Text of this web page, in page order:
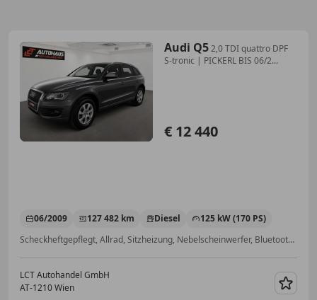
Audi Q52,0 TDI quattro DPF
S-tronic | PICKERL BIS 06/2...
€ 12 440
06/2009 127 482 km Diesel
125 kW (170 PS)
Scheckheftgepflegt, Allrad, Sitzheizung, Nebelscheinwerfer, Bluetooth, Radio, Isofix, Tagfahrlicht
LCT Autohandel GmbH
AT-1210 Wien